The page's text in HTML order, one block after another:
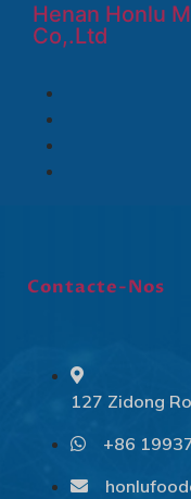
Henan Honlu
Co,.Ltd
Contacte-Nos
127 Zidong
+86